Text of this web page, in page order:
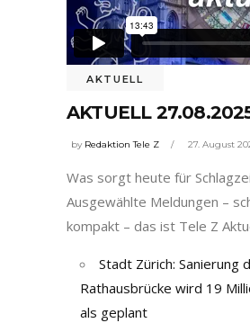
AKTUELL
AKTUELL
by Redaktion Tele Z 27. August
Was sorgt heute für
Ausgewählte Meldungen –
kompakt – das ist Tele Z
Stadt Zürich: Sanierung
Rathausbrücke wird 19
als geplant